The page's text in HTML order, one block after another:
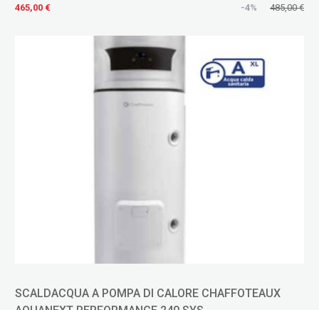
465,00 € -4% 485,00 €
SCALDACQUA A POMPA DI CALORE CHAFFOTEAUX